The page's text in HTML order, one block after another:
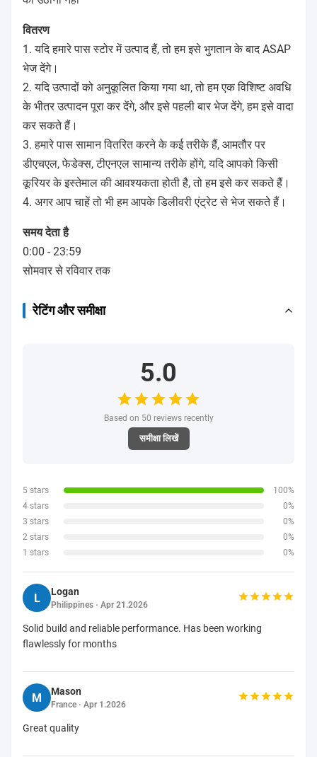
वितरण
1. यदि हमारे पास स्टोर में उत्पाद हैं, तो हम इसे भुगतान के बाद ASAP
भेज देंगे।
2. यदि उत्पादों को अनुकूलित किया गया था, तो हम एक विशिष्ट अवधि
के भीतर उत्पादन पूरा कर देंगे, और इसे पहली बार भेज देंगे, हम इसे वादा
कर सकते हैं।
3. हमारे पास सामान वितरित करने के कई तरीके हैं, आमतौर पर
डीएचएल, फेडेक्स, टीएनएल सामान्य तरीके होंगे, यदि आपको किसी
कूरियर के इस्तेमाल की आवश्यकता होती है, तो हम इसे कर सकते हैं।
4. अगर आप चाहें तो भी हम आपके डिलीवरी एंट्रेट से भेज सकते हैं।
समय देता है
0:00 - 23:59
सोमवार से रविवार तक
रेटिंग और समीक्षा
5.0
Based on 50 reviews recently
समीक्षा लिखें
5 stars
100%
4 stars
0%
3 stars
0%
2 stars
0%
1 stars
0%
L Logan
Philippines · Apr 21.2026
Solid build and reliable performance. Has been working
flawlessly for months
M Mason
France · Apr 1.2026
Great quality